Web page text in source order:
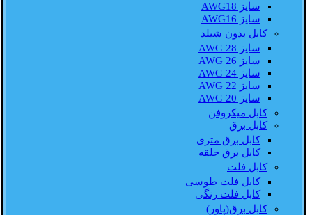
سایز AWG18
سایز AWG16
کابل بدون شیلد
سایز AWG 28
سایز AWG 26
سایز AWG 24
سایز AWG 22
سایز AWG 20
کابل میکروفن
کابل برق
کابل برق متری
کابل برق حلقه
کابل فلت
کابل فلت طوسی
کابل فلت رنگی
کابل برق(پاور)